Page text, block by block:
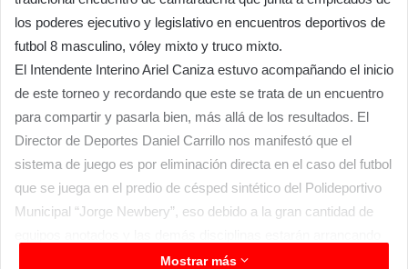
los poderes ejecutivo y legislativo en encuentros deportivos de
futbol 8 masculino, vóley mixto y truco mixto.
El Intendente Interino Ariel Caniza estuvo acompañando el inicio
de este torneo y recordando que este se trata de un encuentro
para compartir y pasarla bien, más allá de los resultados. El
Director de Deportes Daniel Carrillo nos manifestó que el
sistema de juego es por eliminación directa en el caso del futbol
que se juega en el predio de césped sintético del Polideportivo
Municipal “Jorge Newbery”, eso debido a la gran cantidad de
en los próximos días, la intención es poder finalizar antes del
Mostrar más